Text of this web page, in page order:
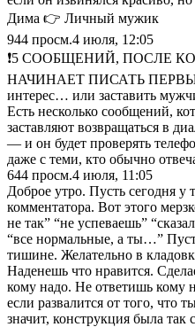
Дима 👉 Личный мужик
944 просм.4 июля, 12:05
❗️5 СООБЩЕНИЙ, ПОСЛЕ
НАЧИНАЕТ ПИСАТЬ ПЕРВЫМ
интерес… или заставить
Есть несколько сообщений,
заставляют возвращаться в
— и он будет проверять
даже с теми, кто обычно
644 просм.4 июля, 11:05
Доброе утро. Пусть сегодня у
комментатора. Вот этого
не так” “не успеваешь”
“все нормальные, а ты…”
тишине. Желательно в
Наденешь что нравится.
кому надо. Не ответишь кому
если развалится от того, что
значит, конструкция была так